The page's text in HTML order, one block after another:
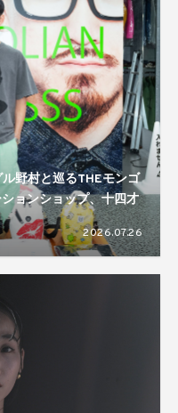
野村と巡るTHEモンゴ
ョンショップ、十四才
2026.07.26